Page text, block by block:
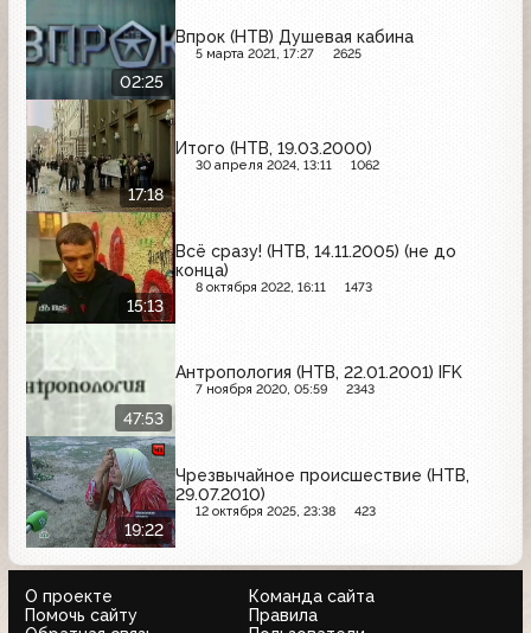
02:25
Впрок (НТВ) Душевая кабина
5 марта 2021, 17:27 2625
17:18
Итого (НТВ, 19.03.2000)
30 апреля 2024, 13:11 1062
15:13
Всё сразу! (НТВ, 14.11.2005) (не до
конца)
8 октября 2022, 16:11 1473
47:53
Антропология (НТВ, 22.01.2001) IFK
7 ноября 2020, 05:59 2343
19:22
Чрезвычайное происшествие (НТВ,
29.07.2010)
12 октября 2025, 23:38 423
О проекте
Команда сайта
Помочь сайту
Правила